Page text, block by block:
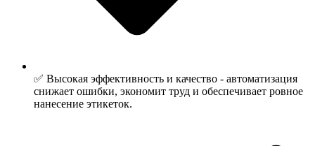
✅ Высокая эффективность и качество - автоматизация
снижает ошибки, экономит труд и обеспечивает ровное
нанесение этикеток.